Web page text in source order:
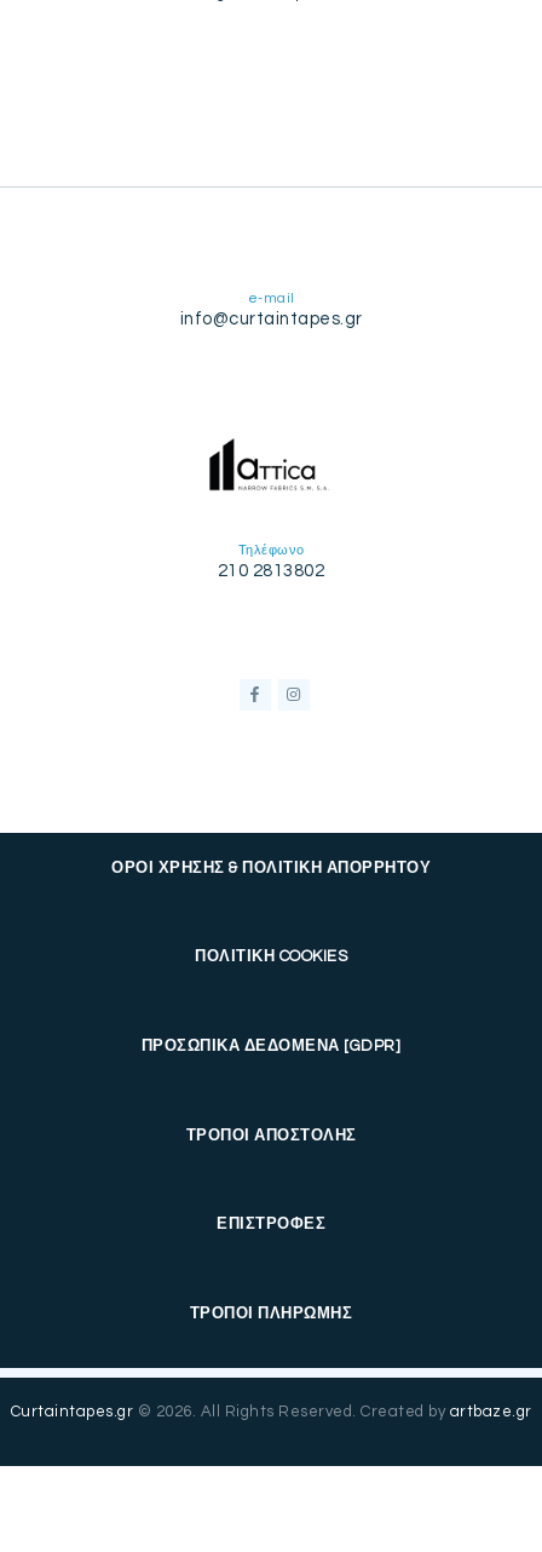
e-mail
info@curtaintapes.gr
Τηλέφωνο
210 2813802
ΟΡΟΙ ΧΡΗΣΗΣ & ΠΟΛΙΤΙΚΗ ΑΠΟΡΡΗΤΟΥ
ΠΟΛΙΤΙΚΗ COOKIES
ΠΡΟΣΩΠΙΚΑ ΔΕΔΟΜΕΝΑ [GDPR]
ΤΡΟΠΟΙ ΑΠΟΣΤΟΛΗΣ
ΕΠΙΣΤΡΟΦΕΣ
ΤΡΟΠΟΙ ΠΛΗΡΩΜΗΣ
Curtaintapes.gr © 2026. All Rights Reserved. Created by artbaze.gr